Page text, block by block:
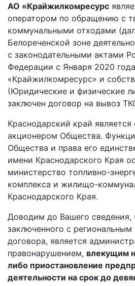
АО «Крайжилкомресурс
оператором по обращению с
коммунальными отходами
Белореченской зоне
с законодательными актами
Федерации с Января 2020
«Крайжилкомресурс» и
(Юридические и физические
заключен договор на вывоз
Краснодарский край
акционером Общества.
Общества и права его
имени Краснодарского Края
министерство топливно-
комплекса и жилищо-
Краснодарского Края.
Доводим до Вашего сведения,
заключенного с
договора, является
правонарушением, влекущим
либо приостановление
деятельности на срок до